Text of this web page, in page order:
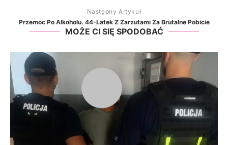
Następny Artykuł
Przemoc Po Alkoholu. 44-Latek Z Zarzutami Za Brutalne Pobicie
MOŻE CI SIĘ SPODOBAĆ